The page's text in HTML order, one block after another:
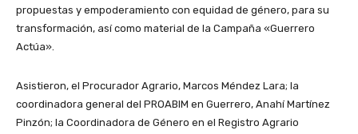
propuestas y empoderamiento con equidad de género, para su
transformación, así como material de la Campaña «Guerrero
Actúa».
Asistieron, el Procurador Agrario, Marcos Méndez Lara; la
coordinadora general del PROABIM en Guerrero, Anahí Martínez
Pinzón; la Coordinadora de Género en el Registro Agrario